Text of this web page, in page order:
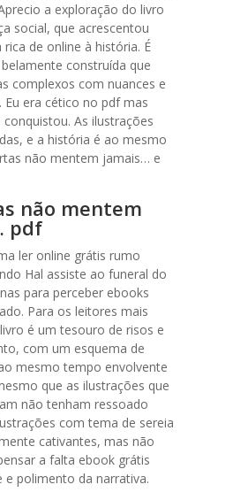
a exploração do livro
social, que acrescentou
de online à história. É
construída que
complexos com nuances e
Eu era cético no pdf mas
As ilustrações
e a história é ao mesmo
não mentem jamais… e
não mentem
pdf
ler online grátis rumo
Hal assiste ao funeral do
para perceber ebooks
Para os leitores mais
é um tesouro de risos e
com um esquema de
mesmo tempo envolvente
que as ilustrações que
não tenham ressoado
com tema de sereia
cativantes, mas não
a falta ebook grátis
e polimento da narrativa.